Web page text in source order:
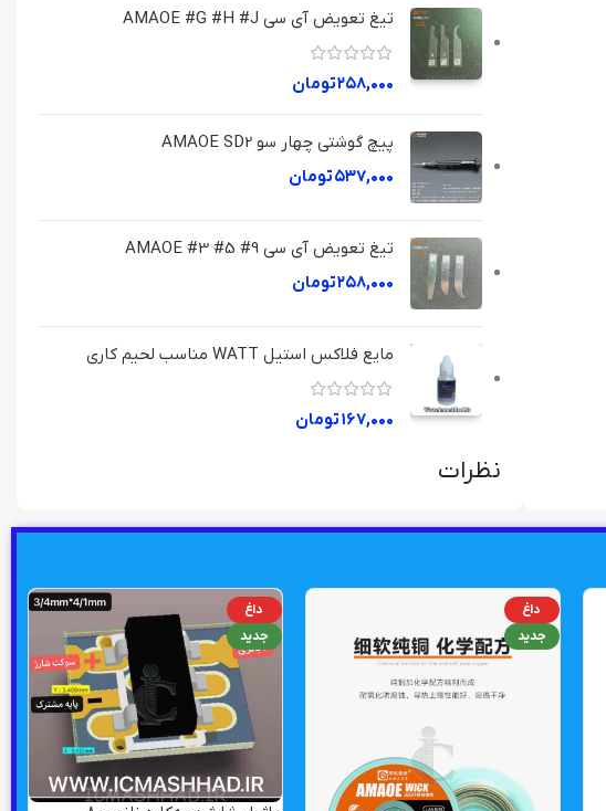
تیغ تعویض آی سی AMAOE #G #H #J
۲۵۸,۰۰۰تومان
پیچ گوشتی چهار سو AMAOE SD2
۵۳۷,۰۰۰تومان
تیغ تعویض آی سی AMAOE #3 #5 #9
۲۵۸,۰۰۰تومان
مایع فلاکس استیل WATT مناسب لحیم کاری
۱۶۷,۰۰۰تومان
نظرات
داغ
جدید
داغ
جدید